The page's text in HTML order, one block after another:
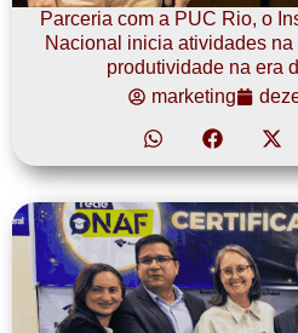
Parceria com a PUC Rio, o
Nacional inicia atividades
produtividade na era
marketing